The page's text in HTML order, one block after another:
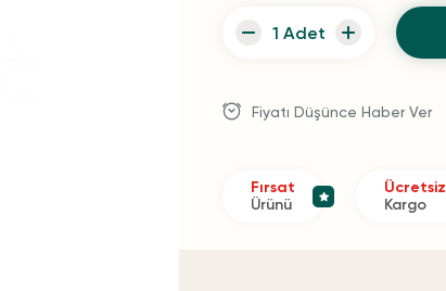
Fiyatı Düşünce Haber Ver
Fırsat
Ürünü
Ücretsiz
Kargo